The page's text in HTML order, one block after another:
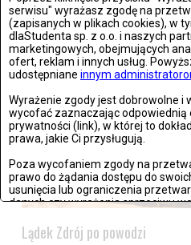
serwisu" wyrażasz zgodę na
(zapisanych w plikach cookies), w
dlaStudenta sp. z o.o. i naszych
marketingowych, obejmujących
ofert, reklam i innych usług.
udostępniane innym
Wyrażenie zgody jest dobrowolne i
wycofać zaznaczając odpowiednią
prywatności (link), w której to
prawa, jakie Ci przysługują.
Poza wycofaniem zgody na
prawo do żądania dostępu do
usunięcia lub ograniczenia
danych czy wyrażenia sprzeciwu
Jeżeli nie chcesz wyrazić zgody
przejdź doustawień
Lądek Zdrój po powodzi